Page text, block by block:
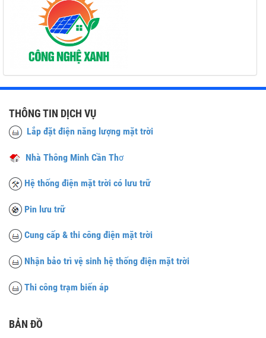
THÔNG TIN DỊCH VỤ
Lắp đặt điện năng lượng mặt trời
Nhà Thông Minh Cần Thơ
Hệ thống điện mặt trời có lưu trữ
Pin lưu trữ
Cung cấp & thi công điện mặt trời
Nhận bảo trì vệ sinh hệ thống điện mặt trời
Thi công trạm biến áp
BẢN ĐỒ